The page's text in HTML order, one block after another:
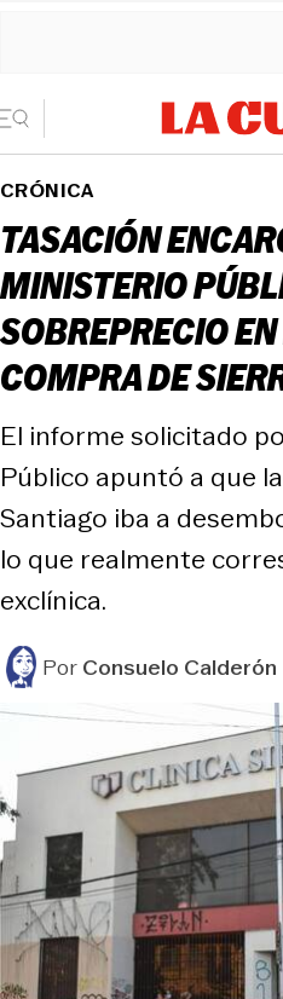
CRÓNICA
TASACIÓN
MINISTERIO
SOBREPRECIO
COMPRA DE
El informe solicitado
Público apuntó a que
Santiago iba a
lo que realmente
exclínica.
PorConsuelo Calderón